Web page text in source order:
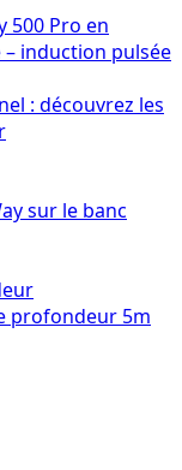
: découvrez les
sur le banc
profondeur 5m